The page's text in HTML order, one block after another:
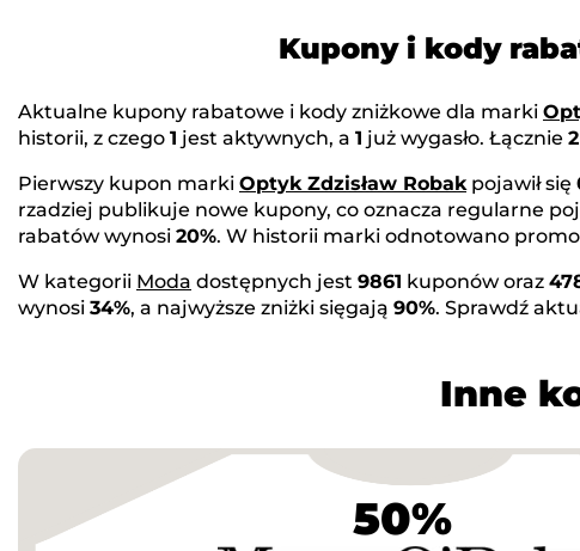
Kupony i kody
Aktualne kupony rabatowe i kody zniżkowe dla marki
historii, z czego 1 jest aktywnych, a 1 już wygasło. Łącznie 2
Pierwszy kupon marki Optyk Zdzisław Robak pojawił się
rzadziej publikuje nowe kupony, co oznacza regularne
rabatów wynosi 20%. W historii marki odnotowano
W kategorii Moda dostępnych jest 9861 kuponów oraz
wynosi 34%, a najwyższe zniżki sięgają 90%. Sprawdź
Inne
50%